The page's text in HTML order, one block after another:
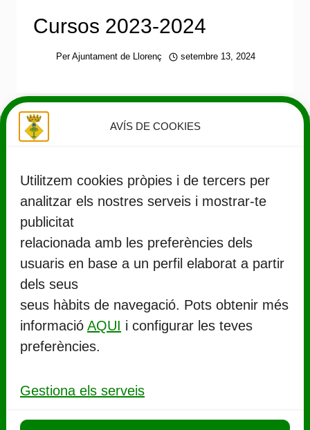
AVÍS DE COOKIES
Utilitzem cookies pròpies i de tercers per
analitzar els nostres serveis i mostrar-te
publicitat
relacionada amb les preferències dels
usuaris en base a un perfil elaborat a partir
dels seus
seus hàbits de navegació. Pots obtenir més
informació AQUI i configurar les teves
preferències.
Gestiona els serveis
Cursos 2023-2024
Per Ajuntament de Llorenç setembre 13, 2024
Ajuntament de Llorenç del Penedès
Rambla Marinada, 27 (
977 67 71 06